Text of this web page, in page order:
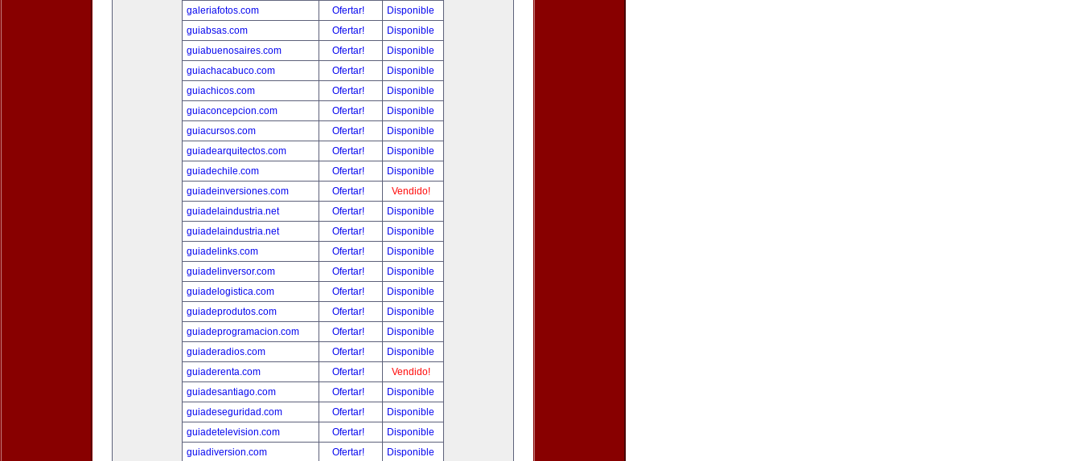
galeriafotos.com
Ofertar!
Disponible
guiabsas.com
Ofertar!
Disponible
guiabuenosaires.com
Ofertar!
Disponible
guiachacabuco.com
Ofertar!
Disponible
guiachicos.com
Ofertar!
Disponible
guiaconcepcion.com
Ofertar!
Disponible
guiacursos.com
Ofertar!
Disponible
guiadearquitectos.com
Ofertar!
Disponible
guiadechile.com
Ofertar!
Disponible
guiadeinversiones.com
Ofertar!
Vendido!
guiadelaindustria.net
Ofertar!
Disponible
guiadelaindustria.net
Ofertar!
Disponible
guiadelinks.com
Ofertar!
Disponible
guiadelinversor.com
Ofertar!
Disponible
guiadelogistica.com
Ofertar!
Disponible
guiadeprodutos.com
Ofertar!
Disponible
guiadeprogramacion.com
Ofertar!
Disponible
guiaderadios.com
Ofertar!
Disponible
guiaderenta.com
Ofertar!
Vendido!
guiadesantiago.com
Ofertar!
Disponible
guiadeseguridad.com
Ofertar!
Disponible
guiadetelevision.com
Ofertar!
Disponible
guiadiversion.com
Ofertar! Disponible